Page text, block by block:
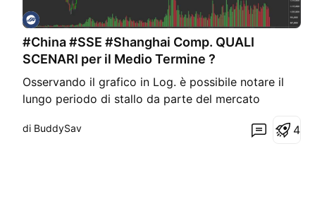
#China #SSE #Shanghai Comp. QUALI
SCENARI per il Medio Termine ?
Osservando il grafico in Log. è possibile notare il
lungo periodo di stallo da parte del mercato
con i problemi interni, crisi demografica, Crisi Real
di BuddySav 4